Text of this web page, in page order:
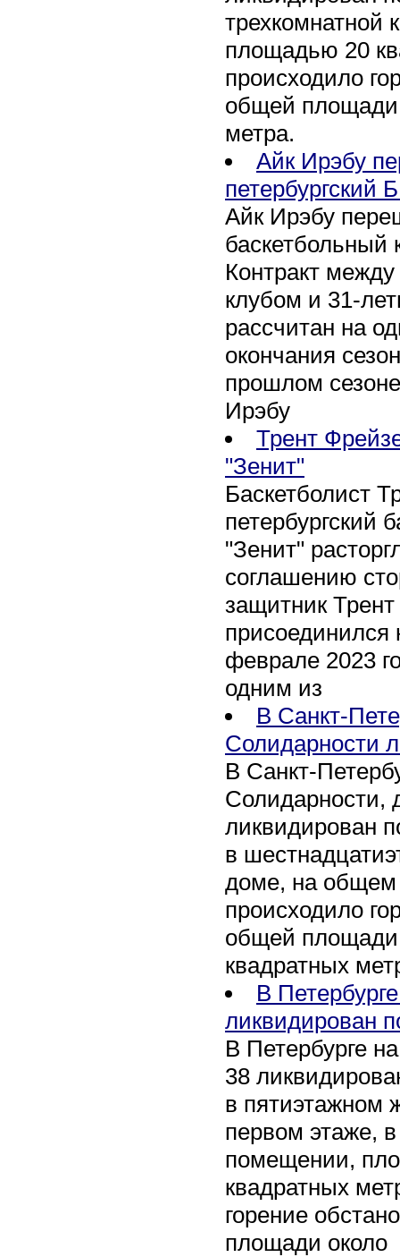
трехкомнатной
площадью 20
происходило
общей площади
метра.
Айк Ирэбу
петербургский
Айк Ирэбу
баскетбольный
Контракт между
клубом и 31-
рассчитан на
окончания
прошлом
Ирэбу
Трент
"Зенит"
Баскетболист
петербургский
"Зенит"
соглашению
защитник
присоединился
феврале 2023
одним из
В Санкт-
Солидарности
В Санкт-
Солидарности,
ликвидирован
в
доме, на общем
происходило
общей площади
квадратных
В
ликвидирован
В Петербурге
38
в пятиэтажном
первом этаже,
помещении,
квадратных
горение
площади около